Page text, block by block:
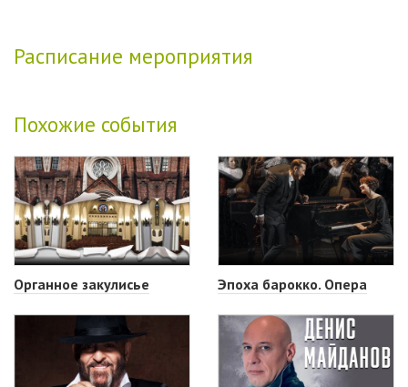
Расписание мероприятия
Похожие события
Органное закулисье Эпоха барокко. Опера